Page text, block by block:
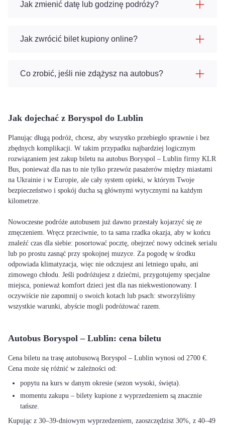
Jak zmienić datę lub godzinę podróży?
Jak zwrócić bilet kupiony online?
Co zrobić, jeśli nie zdążysz na autobus?
Jak dojechać z Boryspol do Lublin
Planując długą podróż, chcesz, aby wszystko przebiegło sprawnie i bez
zbędnych komplikacji. W takim przypadku najbardziej logicznym
rozwiązaniem jest zakup biletu na autobus Boryspol – Lublin firmy KLR
Bus, ponieważ dla nas to nie tylko przewóz pasażerów między miastami
na Ukrainie i w Europie, ale cały system opieki, w którym Twoje
bezpieczeństwo i spokój ducha są głównymi wytycznymi na każdym
kilometrze.
Nowoczesne podróże autobusem już dawno przestały kojarzyć się ze
zmęczeniem. Wręcz przeciwnie, to ta sama rzadka okazja, aby w końcu
znaleźć czas dla siebie: posortować pocztę, obejrzeć nowy odcinek serialu
lub po prostu zasnąć przy spokojnej muzyce. Za pogodę w środku
odpowiada klimatyzacja, więc nie odczujesz ani letniego upału, ani
zimowego chłodu. Jeśli podróżujesz z dziećmi, przygotujemy specjalne
miejsca, ponieważ komfort dzieci jest dla nas niekwestionowany. I
oczywiście nie zapomnij o swoich kotach lub psach: stworzyliśmy
wszystkie warunki, abyście mogli podróżować razem.
Autobus Boryspol – Lublin: cena biletu
Cena biletu na trasę autobusową Boryspol – Lublin wynosi od 2700 €.
Cena może się różnić w zależności od:
popytu na kurs w danym okresie (sezon wysoki, święta).
momentu zakupu – bilety kupione z wyprzedzeniem są znacznie
tańsze.
Kupując z 30–39-dniowym wyprzedzeniem, zaoszczędzisz 30%, z 40–49